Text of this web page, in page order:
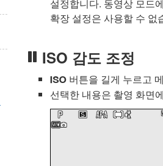
설정합니다. 동영상 모드
확장 설정은 사용할 수 없
ISO 감도 조정
S 버튼을 길게 누르고
선택한 내용은 촬영 화면